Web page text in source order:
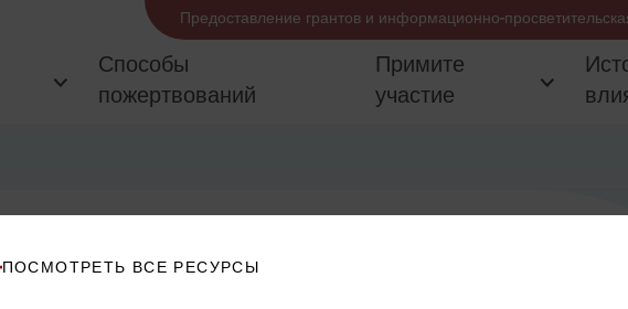
Предоставление грантов и информационно-
Способы
пожертвований
Примите
участие
ПОСМОТРЕТЬ ВСЕ РЕСУРСЫ